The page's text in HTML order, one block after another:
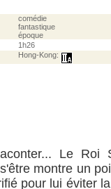
comédie
fantastique
époque
1h26
Hong-Kong:
Le Roi
montre un
pour lui éviter